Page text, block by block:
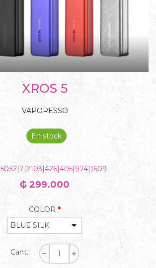
XROS 5
VAPORESSO
En stock
5032|7|2103|426|405|974|1609
₲ 299.000
COLOR *
Cant.: